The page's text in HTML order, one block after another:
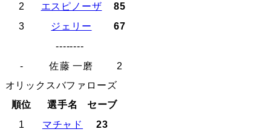
2
エスピノーザ
85
3
ジェリー
67
--------
-
佐藤 一磨
2
オリックスバファローズ
順位
選手名
セーブ
1
マチャド
23